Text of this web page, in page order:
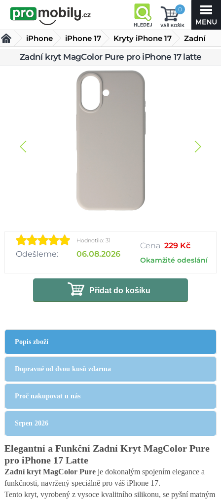
0
iPhone iPhone 17 Kryty iPhone 17
Zadní
kryt
MagColor Pure pro iPhone 17 latte
Zadní kryt MagColor Pure pro iPhone 17 latte
Hodnotilo: 31
Odešleme: 06.08.2026
Cena 229 Kč
Okamžité odeslání
Přidat do košíku
Popis zboží
Dopravné od dvou kusů zdarma
Proč nakupovat u nás
Srpen 2026
Elegantní a Funkční Zadní Kryt MagColor Pure
pro iPhone 17 Latte
Zadní kryt MagColor Pureje dokonalým spojením elegance a
funkčnosti, navržený speciálně pro váš iPhone 17.
Tento kryt, vyrobený z vysoce kvalitního silikonu, se pyšní matným